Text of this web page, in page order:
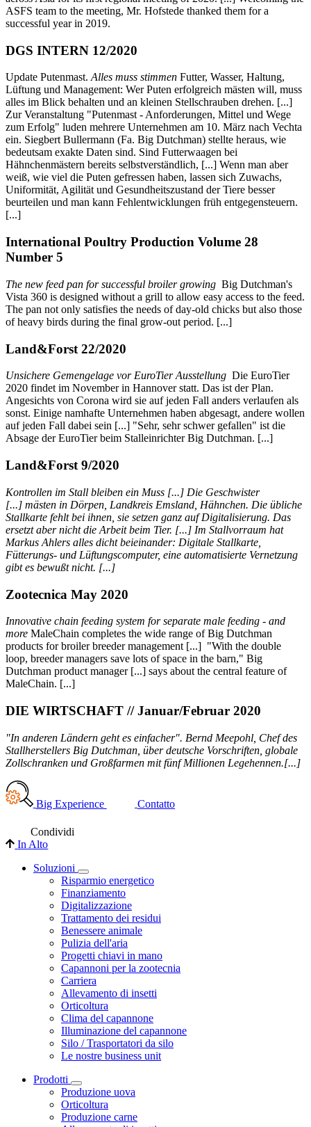
ASFS team to the meeting, Mr. Hofstede thanked them for a
successful year in 2019.
DGS INTERN 12/2020
Update Putenmast.Alles muss stimmen Futter, Wasser, Haltung,
Lüftung und Management: Wer Puten erfolgreich mästen will, muss
alles im Blick behalten und an kleinen Stellschrauben drehen. [...]
Zur Veranstaltung "Putenmast - Anforderungen, Mittel und Wege
zum Erfolg" luden mehrere Unternehmen am 10. März nach Vechta
ein. Siegbert Bullermann (Fa. Big Dutchman) stellte heraus, wie
bedeutsam exakte Daten sind. Sind Futterwaagen bei
Hähnchenmästern bereits selbstverständlich, [...] Wenn man aber
weiß, wie viel die Puten gefressen haben, lassen sich Zuwachs,
Uniformität, Agilität und Gesundheitszustand der Tiere besser
beurteilen und man kann Fehlentwicklungen früh entgegensteuern.
[...]
International Poultry Production Volume 28
Number 5
The new feed pan for successful broiler growing Big Dutchman's
Vista 360 is designed without a grill to allow easy access to the feed.
The pan not only satisfies the needs of day-old chicks but also those
of heavy birds during the final grow-out period. [...]
Land&Forst 22/2020
Unsichere Gemengelage vor EuroTier Ausstellung Die EuroTier
2020 findet im November in Hannover statt. Das ist der Plan.
Angesichts von Corona wird sie auf jeden Fall anders verlaufen als
sonst. Einige namhafte Unternehmen haben abgesagt, andere wollen
auf jeden Fall dabei sein [...] "Sehr, sehr schwer gefallen" ist die
Absage der EuroTier beim Stalleinrichter Big Dutchman. [...]
Land&Forst 9/2020
Kontrollen im Stall bleiben ein Muss [...] Die Geschwister
[...] mästen in Dörpen, Landkreis Emsland, Hähnchen. Die übliche
Stallkarte fehlt bei ihnen, sie setzen ganz auf Digitalisierung. Das
ersetzt aber nicht die Arbeit beim Tier. [...] Im Stallvorraum hat
Markus Ahlers alles dicht beieinander: Digitale Stallkarte,
Fütterungs- und Lüftungscomputer, eine automatisierte Vernetzung
gibt es bewußt nicht. [...]
Zootecnica May 2020
Innovative chain feeding system for separate male feeding - and
more MaleChain completes the wide range of Big Dutchman
products for broiler breeder management [...] "With the double
loop, breeder managers save lots of space in the barn," Big
Dutchman product manager [...] says about the central feature of
MaleChain. [...]
DIE WIRTSCHAFT // Januar/Februar 2020
"In anderen Ländern geht es einfacher". Bernd Meepohl, Chef des
Stallherstellers Big Dutchman, über deutsche Vorschriften, globale
Zollschranken und Großfarmen mit fünf Millionen Legehennen.[...]
Big Experience Contatto
Condividi
In Alto
Soluzioni
Risparmio energetico
Finanziamento
Digitalizzazione
Trattamento dei residui
Benessere animale
Pulizia dell'aria
Progetti chiavi in mano
Capannoni per la zootecnia
Carriera
Allevamento di insetti
Orticoltura
Clima del capannone
Illuminazione del capannone
Silo / Trasportatori da silo
Le nostre business unit
Prodotti
Produzione uova
Orticoltura
Produzione carne